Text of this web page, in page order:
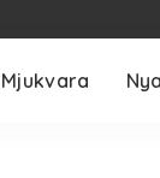
Mjukvara